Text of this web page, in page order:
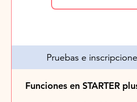
Pruebas e
Funciones en STARTER